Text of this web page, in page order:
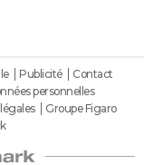
Publicité
Contact
personnelles
Groupe Figaro